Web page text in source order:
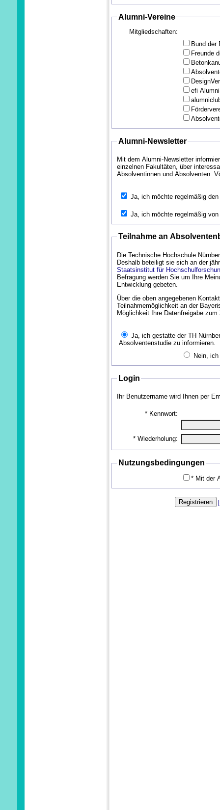
Alumni-Vereine
Mitgliedschaften:
Bund der
Freunde
efi
Alumni-Newsletter
Mit dem Alumni-Newsletter
einzelnen Fakultäten, über
Absolventinnen und Absolventen.
Ja, ich möchte regelmäßig
Ja, ich möchte regelmäßig
Teilnahme an
Die Technische Hochschule
Deshalb beteiligt sie sich an der
Staatsinstitut für
Befragung werden Sie um Ihre
Entwicklung gebeten.
Über die oben angegebenen
Teilnahmemöglichkeit an der
Möglichkeit Ihre Datenfreigabe
Ja, ich gestatte der TH
Absolventenstudie zu informieren.
Nein,
Login
Ihr Benutzername wird Ihnen per
*Kennwort:
*Wiederholung:
Nutzungsbedingungen
*Mit der